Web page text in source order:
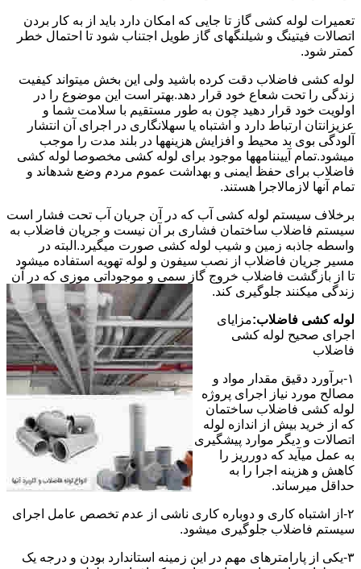
تعمیرات لوله کشی گاز تا جایی که امکان دارد باید از به کار بردن
اتصالات فیتینگ و شیلنگهای گاز طویل اجتناب شود تا احتمال خطر
کمتر شود.
لوله کشی فاضلاب دقت کرده باشید ولی این بخش میتواند کیفیت
زندگی را تحت شعاع خود قرار دهد.بهتر است این موضوع را در
اولویت خود قرار دهید چون به طور مستقیم با سلامت شما و
عزیزانتان ارتباط دارد و اشتباه یا سهلانگاری در اجرای آن انتشار
آلودگی بوی بد محیط و افزایش هزینهها در بلند مدت را موجب
میشود.تمام آییننامهها موجود برای لوله کشی مخصوصا لوله کشی
فاضلاب برای حفظ ایمنی و بهداشت عموم مردم وضع شدهاند و
تمام آنها لازمالاجرا هستند.
برخلاف سیستم لوله کشی آب که در آن جریان آب تحت فشار است
سیستم فاضلاب ساختمان فشاری بر آن نیست و جریان فاضلاب به
واسطه جاذبه زمین و شیب لوله کشی صورت میگیرد.البته در
مسیر جریان فاضلاب از نصب سیفون و لوله تهویه استفاده میشود
تا از بازگشت فاضلاب خروج گاز سمی و موجوداتی موزی که در آن
زندگی میکنند جلوگیری کند.
لوله کشی فاضلاب:مزایای
اجرای صحیح لوله کشی
فاضلاب
۱-برآورد دقیق مقدار مواد و
مصالح مورد نیاز اجرای پروژه
لوله کشی فاضلاب ساختمان
که از خرید بیش از اندازه لوله
اتصالات و دیگر موارد پیشگیری
به عمل میآید که دورریز را
کاهش و هزینه اجرا را به
حداقل میرساند.
۲-از اشتباه کاری و دوباره کاری ناشی از عدم تخصص عامل اجرای
سیستم فاضلاب جلوگیری میشود.
۳-یکی از پارامترهای مهم در این زمینه استاندارد بودن و درجه یک